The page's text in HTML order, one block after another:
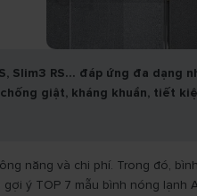
Slim3 RS… đáp ứng đa dạng
giật, kháng khuẩn, tiết
năng và chi phí. Trong đó,
ý TOP 7 mẫu bình nóng lạnh